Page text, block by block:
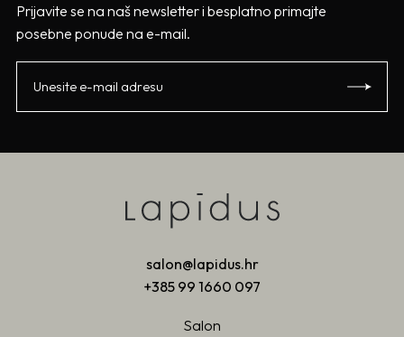
Prijavite se na naš newsletter i besplatno primajte
posebne ponude na e-mail.
salon@lapidus.hr
+385 99 1660 097
Salon